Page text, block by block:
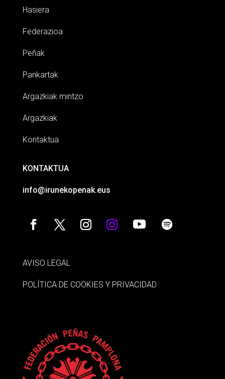
Hasiera
Federazioa
Peñak
Pankartak
Argazkiak mintzo
Argazkiak
Kontaktua
KONTAKTUA
info@irunekopenak.eus
AVISO LEGAL
POLÍTICA DE COOKIES Y PRIVACIDAD